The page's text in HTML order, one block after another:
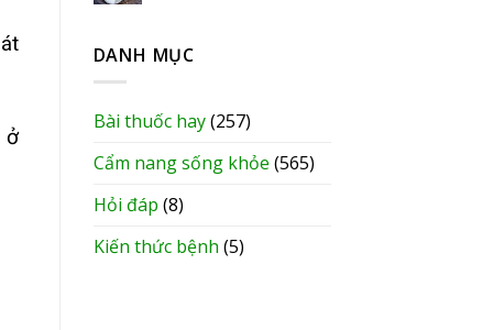
ở
DANH MỤC
Bài thuốc hay(257)
Cẩm nang sống khỏe (565)
Hỏi đáp (8)
Kiến thức bệnh (5)